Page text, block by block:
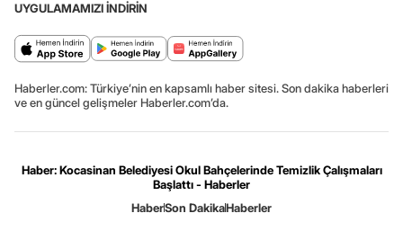
UYGULAMAMIZI İNDİRİN
Haberler.com: Türkiye’nin en kapsamlı haber sitesi. Son dakika haberleri
ve en güncel gelişmeler Haberler.com’da.
Haber: Kocasinan Belediyesi Okul Bahçelerinde Temizlik Çalışmaları
Başlattı - Haberler
HaberSon DakikaHaberler